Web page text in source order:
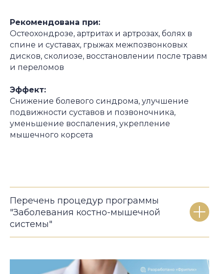
Рекомендована при:
Остеохондрозе, артритах и артрозах, болях в
спине и суставах, грыжах межпозвонковых
дисков, сколиозе, восстановлении после травм
и переломов
Эффект:
Снижение болевого синдрома, улучшение
подвижности суставов и позвоночника,
уменьшение воспаления, укрепление
мышечного корсета
Перечень процедур программы
"Заболевания костно-мышечной
системы"